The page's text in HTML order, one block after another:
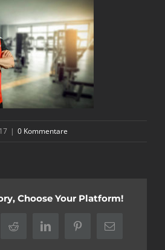
| 0 Kommentare
Choose Your Platform!
Reddit LinkedInPinterest
E-